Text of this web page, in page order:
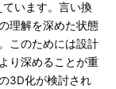
ています。言い換
理解を深めた状態
このためには設計
り深めることが重
3D化が検討され